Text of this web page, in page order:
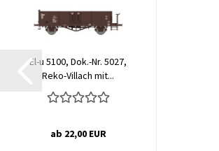
El-u 5100, Dok.-Nr. 5027,
Reko-Villach mit...
ab 22,00 EUR